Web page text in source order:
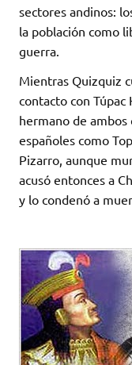
sectores andinos:
la población como
guerra.
Mientras Quizquiz
contacto con Túpac
hermano de
españoles como
Pizarro, aunque
acusó entonces a
y lo condenó a